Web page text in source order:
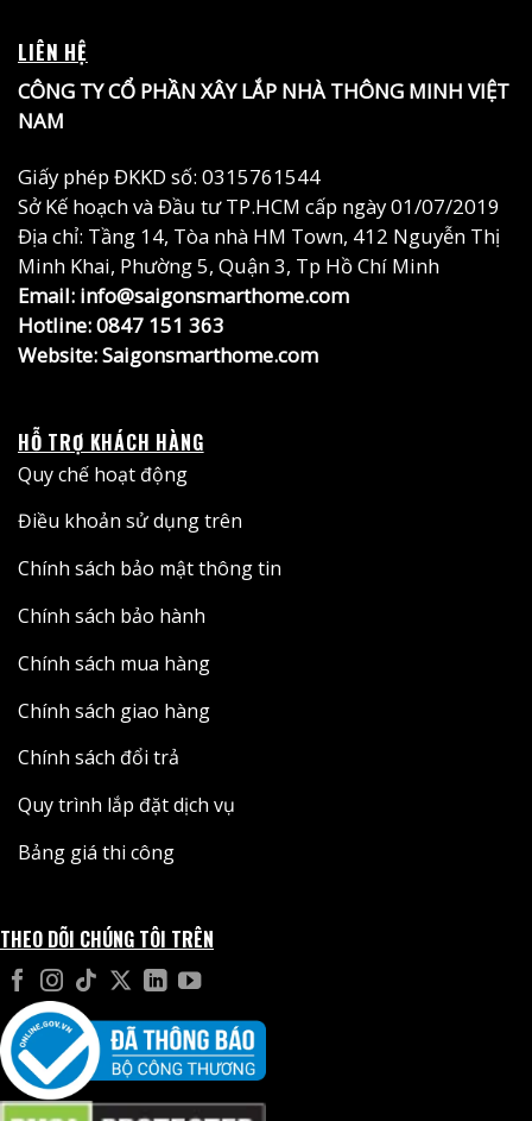
LIÊN HỆ
CÔNG TY CỔ PHẦN XÂY LẮP NHÀ THÔNG MINH VIỆT
NAM
Giấy phép ĐKKD số: 0315761544
Sở Kế hoạch và Đầu tư TP.HCM cấp ngày 01/07/2019
Địa chỉ: Tầng 14, Tòa nhà HM Town, 412 Nguyễn Thị
Minh Khai, Phường 5, Quận 3, Tp Hồ Chí Minh
Email: info@saigonsmarthome.com
Hotline:0847 151 363
Website:Saigonsmarthome.com
HỖ TRỢ KHÁCH HÀNG
Quy chế hoạt động
Điều khoản sử dụng trên
Chính sách bảo mật thông tin
Chính sách bảo hành
Chính sách mua hàng
Chính sách giao hàng
Chính sách đổi trả
Quy trình lắp đặt dịch vụ
Bảng giá thi công
THEO DÕI CHÚNG TÔI TRÊN